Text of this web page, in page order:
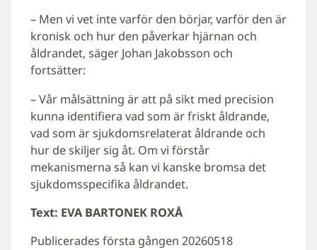
– Men vi vet inte varför den börjar, varför den är
kronisk och hur den påverkar hjärnan och
åldrandet, säger Johan Jakobsson och
fortsätter:
– Vår målsättning är att på sikt med precision
kunna identifiera vad som är friskt åldrande,
vad som är sjukdomsrelaterat åldrande och
hur de skiljer sig åt. Om vi förstår
mekanismerna så kan vi kanske bromsa det
sjukdomsspecifika åldrandet.
Text: EVA BARTONEK ROXÅ
Publicerades första gången 20260518